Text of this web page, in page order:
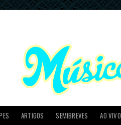
ARTIGOS SEMIBREVES AO VIVO